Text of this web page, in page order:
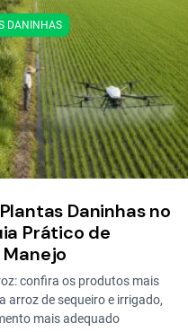
DANINHAS
Daninhas no
Prático de
confira os produtos mais
arroz de sequeiro e irrigado,
mais adequado